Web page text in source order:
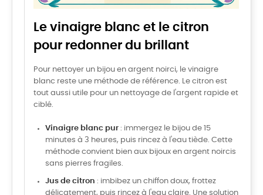
Le vinaigre blanc et le citron
pour redonner du brillant
Pour nettoyer un bijou en argent noirci, le vinaigre
blanc reste une méthode de référence. Le citron est
tout aussi utile pour un nettoyage de l'argent rapide et
ciblé.
Vinaigre blanc pur : immergez le bijou de 15
minutes à 3 heures, puis rincez à l'eau tiède. Cette
méthode convient bien aux bijoux en argent noircis
sans pierres fragiles.
Jus de citron : imbibez un chiffon doux, frottez
délicatement, puis rincez à l'eau claire. Une solution